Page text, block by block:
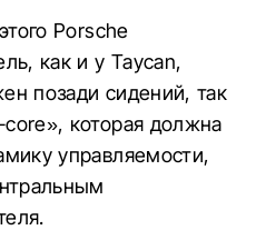
Porsche
как и у Taycan,
позади сидений, так
которая должна
управляемости,